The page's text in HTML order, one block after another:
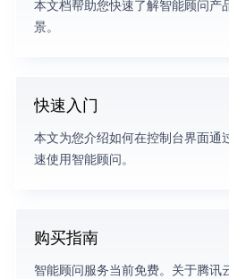
本文档帮助您快速了解智能顾问产
景。
快速入门
本文为您介绍如何在控制台界面通
速使用智能顾问。
购买指南
智能顾问服务当前免费。关于腾讯